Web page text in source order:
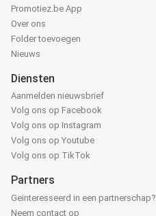
Promotiez.be App
Over ons
Folder toevoegen
Nieuws
Diensten
Aanmelden nieuwsbrief
Volg ons op Facebook
Volg ons op Instagram
Volg ons op Youtube
Volg ons op TikTok
Partners
Geïnteresseerd in een partnerschap?
Neem contact op